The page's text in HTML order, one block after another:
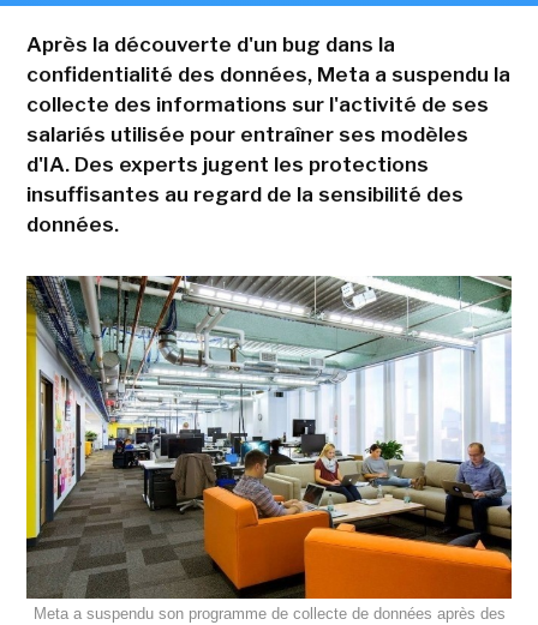
Après la découverte d'un bug dans la
confidentialité des données, Meta a suspendu la
collecte des informations sur l'activité de ses
salariés utilisée pour entraîner ses modèles
d'IA. Des experts jugent les protections
insuffisantes au regard de la sensibilité des
données.
Meta a suspendu son programme de collecte de données après des